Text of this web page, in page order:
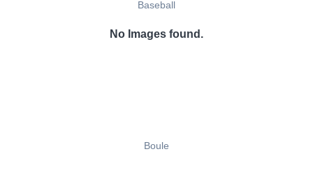
Baseball
No Images found.
Boule